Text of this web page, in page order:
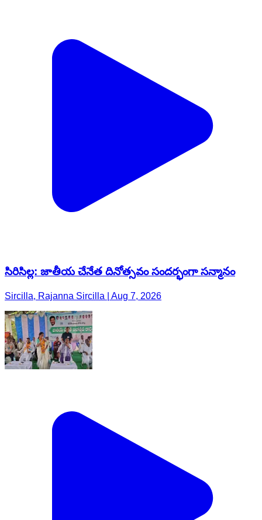
సిరిసిల్ల: జాతీయ చేనేత దినోత్సవం సందర్భంగా సన్మానం
Sircilla, Rajanna Sircilla | Aug 7, 2026